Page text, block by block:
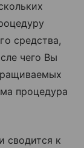
средства,
чего Вы
процедура
сводится к